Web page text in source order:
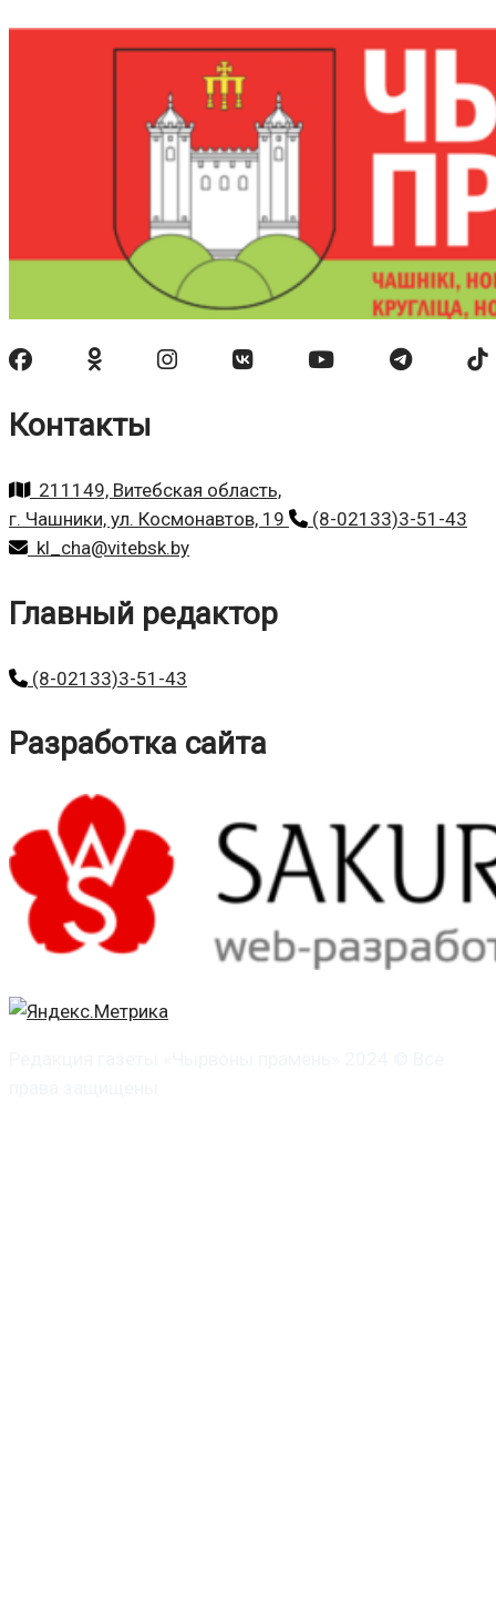
Контакты
211149, Витебская область,
г. Чашники, ул. Космонавтов, 19
(8-02133)3-51-43
kl_cha@vitebsk.by
Главный редактор
(8-02133)3-51-43
Разработка сайта